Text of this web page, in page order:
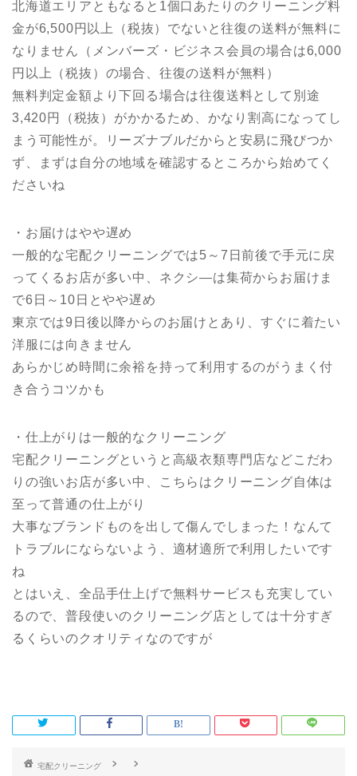
北海道エリアともなると1個口あたりのクリーニング料
金が6,500円以上（税抜）でないと往復の送料が無料に
なりません（メンバーズ・ビジネス会員の場合は6,000
円以上（税抜）の場合、往復の送料が無料）
無料判定金額より下回る場合は往復送料として別途
3,420円（税抜）がかかるため、かなり割高になってし
まう可能性が。リーズナブルだからと安易に飛びつか
ず、まずは自分の地域を確認するところから始めてく
ださいね
・お届けはやや遅め
一般的な宅配クリーニングでは5～7日前後で手元に戻
ってくるお店が多い中、ネクシ―は集荷からお届けま
で6日～10日とやや遅め
東京では9日後以降からのお届けとあり、すぐに着たい
洋服には向きません
あらかじめ時間に余裕を持って利用するのがうまく付
き合うコツかも
・仕上がりは一般的なクリーニング
宅配クリーニングというと高級衣類専門店などこだわ
りの強いお店が多い中、こちらはクリーニング自体は
至って普通の仕上がり
大事なブランドものを出して傷んでしまった！なんて
トラブルにならないよう、適材適所で利用したいです
ね
とはいえ、全品手仕上げで無料サービスも充実してい
るので、普段使いのクリーニング店としては十分すぎ
るくらいのクオリティなのですが